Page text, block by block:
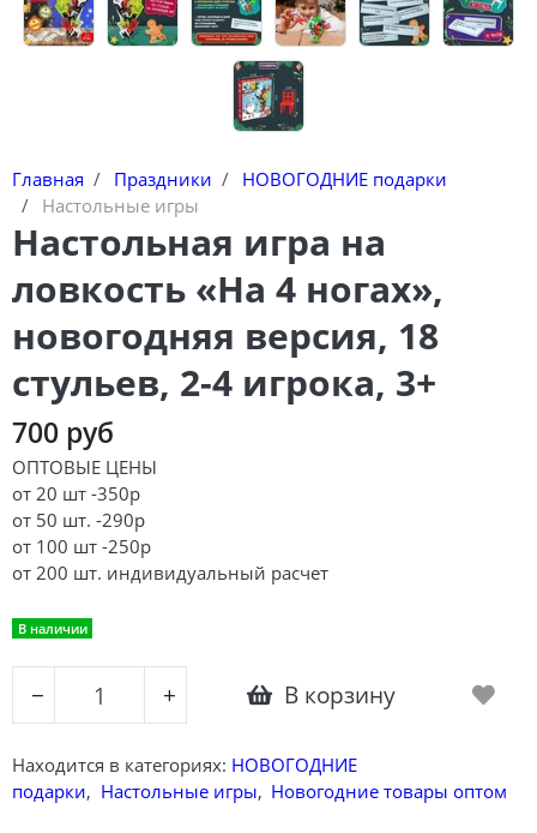
Главная Праздники
НОВОГОДНИЕ подарки
Настольные игры
Настольная игра на
ловкость «На 4 ногах»,
новогодняя версия, 18
стульев, 2-4 игрока, 3+
700 руб
ОПТОВЫЕ ЦЕНЫ
от 20 шт -350р
от 50 шт. -290р
от 100 шт -250р
от 200 шт. индивидуальный расчет
В наличии
− + В корзину
Находится в категориях: НОВОГОДНИЕ
подарки, Настольные игры, Новогодние товары оптом